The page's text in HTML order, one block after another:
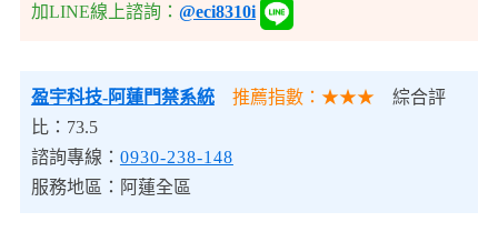
加LINE線上諮詢： @eci8310i
盈宇科技-阿蓮門禁系統 推薦指數：★★★
綜合評
比：73.5
諮詢專線： 0930-238-148
服務地區：阿蓮全區